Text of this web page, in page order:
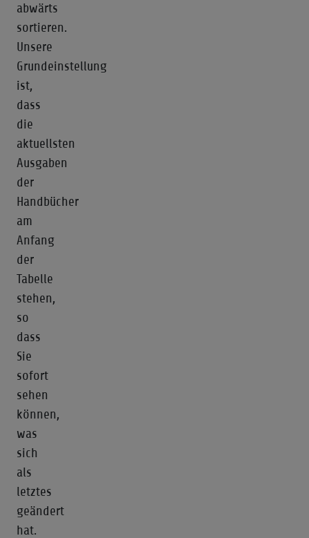
abwärts
sortieren.
Unsere
Grundeinstellung
ist,
dass
die
aktuellsten
Ausgaben
der
Handbücher
am
Anfang
der
Tabelle
stehen,
so
dass
Sie
sofort
sehen
können,
was
sich
als
letztes
geändert
hat.